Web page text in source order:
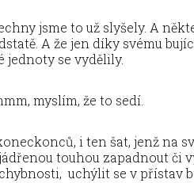
jsme to už slyšely. A
A že jen díky svému
jednoty se vydělily.
myslím, že to sedí.
i ten šat, jenž na
touhou zapadnout či
uchýlit se v přístav